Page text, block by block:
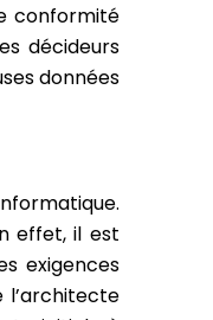
conformité
décideurs
données
effet, il est
exigences
l’architecte